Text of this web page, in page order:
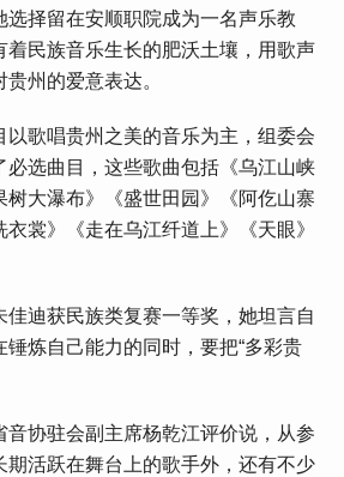
选择留在安顺职院成为一名声乐教
着民族音乐生长的肥沃土壤，用歌声
州的爱意表达。
歌唱贵州之美的音乐为主，组委会
必选曲目，这些歌曲包括《乌江山峡
树大瀑布》《盛世田园》《阿仡山寨
裳》《走在乌江纤道上》《天眼》
迪获民族类复赛一等奖，她坦言自
炼自己能力的同时，要把“多彩贵
协驻会副主席杨乾江评价说，从参
期活跃在舞台上的歌手外，还有不少